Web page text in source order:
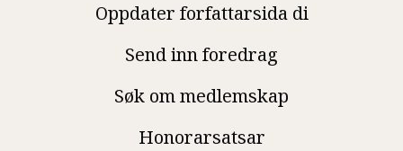
Oppdater forfattarsida di
Send inn foredrag
Søk om medlemskap
Honorarsatsar